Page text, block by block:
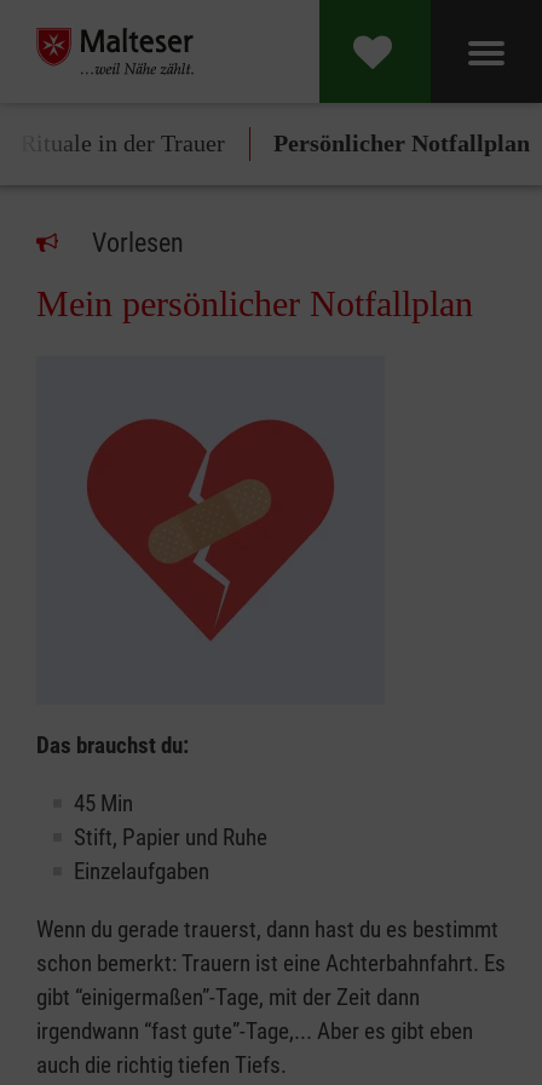
Rituale in der Trauer Persönlicher Notfallplan
Vorlesen
Mein persönlicher Notfallplan
Das brauchst du:
45 Min
Stift, Papier und Ruhe
Einzelaufgaben
Wenn du gerade trauerst, dann hast du es bestimmt
schon bemerkt: Trauern ist eine Achterbahnfahrt. Es
gibt “einigermaßen”-Tage, mit der Zeit dann
irgendwann “fast gute”-Tage,... Aber es gibt eben
auch die richtig tiefen Tiefs.